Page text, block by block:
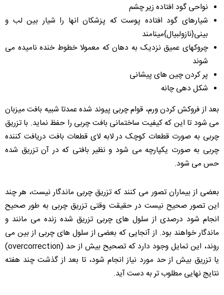
نواحی گود افتاده زیر چشم
شیارهای گود افتاده پوست که پزشکان انها را شیار بین لب و
بینی{نازولبیال}مینامند
چروکهای عمیق نزدیک به دهان که معمولا خطوط خنده نامیده می
شوند
پر کردن چین های پیشانی
شکل دهی چانه
بعد از فروکش کردن ورم، قوام چربی پیوند شده عمدتا شبیه بافت میزبان
می شود تا این که کیفیت ساختمانی بافت چربی را حفظ نماید. با تزریق
چربی به صورت قطعات کوچک در لابه لای قطعات بافت دریافت کننده
چربی به صورت یکپارچه می شود و نظیر بافتی که در آن تزریق شده
حس می شود.
بعضی از بیماران تصور می کنند که تزریق چربی ماندگار نیست، هر چند
این تصور صحیح نیست در حقیقت وقتی تزریق چربی به طور صحیح
انجام شود درصدی از سلول های چربی تزریق شده زنده می مانند و
ماندگار خواهند بود. از آنجایی که بعضی از سلول های چربی از بین می
روند، این تمایل وجود دارد که تصحیح بیش از حد (overcorrection)
یا تزریق بیش از حد مورد نیاز انجام شود، تا بعد از گذشت چند هفته
نتایج نهایی مطلوب تر به دست آید.